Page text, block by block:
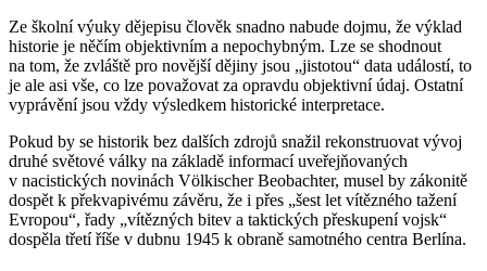
Ze školní výuky dějepisu člověk snadno nabude dojmu, že výklad
historie je něčím objektivním a nepochybným. Lze se shodnout
na tom, že zvláště pro novější dějiny jsou „jistotou“ data událostí, to
je ale asi vše, co lze považovat za opravdu objektivní údaj. Ostatní
vyprávění jsou vždy výsledkem historické interpretace.
Pokud by se historik bez dalších zdrojů snažil rekonstruovat vývoj
druhé světové války na základě informací uveřejňovaných
v nacistických novinách Völkischer Beobachter, musel by zákonitě
dospět k překvapivému závěru, že i přes „šest let vítězného tažení
Evropou“, řady „vítězných bitev a taktických přeskupení vojsk“
dospěla třetí říše v dubnu 1945 k obraně samotného centra Berlína.